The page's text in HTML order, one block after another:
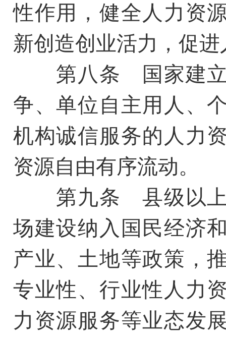
性作用，健全人力资
新创造创业活力，促
第八条 国家建立
争、单位自主用人、
机构诚信服务的人力
资源自由有序流动。
第九条 县级以上
场建设纳入国民经济
产业、土地等政策，
专业性、行业性人力
力资源服务等业态发